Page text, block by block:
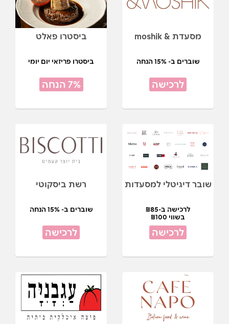
מסעדת & moshik
שוברים ב- 15% הנחה
לרכישה
ביסטרו פאלט
ביסטרו פריזאי יום יומי
7% הנחה
שובר דיגיטלי למסעדות
לרכישה ב-₪85
בשווי ₪100
לרכישה
רשת ביסקוטי
שוברים ב- 15% הנחה
לרכישה